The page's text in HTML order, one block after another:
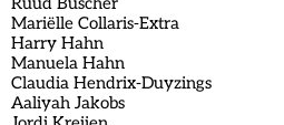
Mariëlle Collaris-Extra
Harry Hahn
Manuela Hahn
Claudia Hendrix-Duyzings
Aaliyah Jakobs